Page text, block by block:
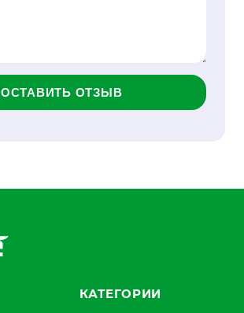
ОСТАВИТЬ ОТЗЫВ
КАТЕГОРИИ